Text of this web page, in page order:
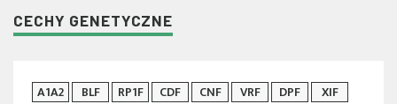
CECHY GENETYCZNE
A1A2 BLF RP1F CDF CNF VRF DPF
XIF